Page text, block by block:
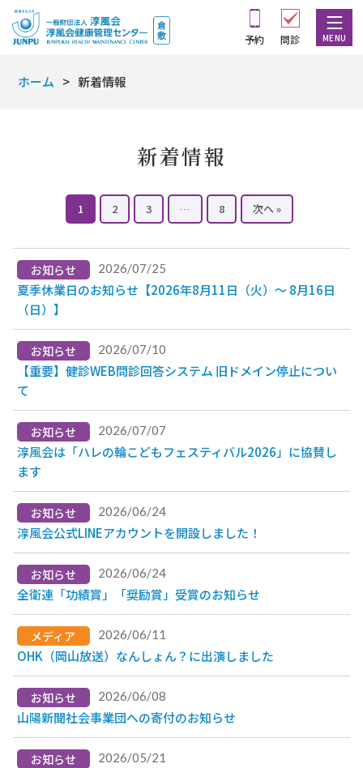
予約 問診 MENU
ホーム 新着情報
新着情報
1 2 3 … 8 次へ »
お知らせ 2026/07/25
夏季休業日のお知らせ【2026年8月11日（火）～ 8月16日
（日）】
お知らせ 2026/07/10
【重要】健診WEB問診回答システム 旧ドメイン停止につい
て
お知らせ 2026/07/07
淳風会は「ハレの輪こどもフェスティバル2026」に協賛し
ます
お知らせ 2026/06/24
淳風会公式LINEアカウントを開設しました！
お知らせ 2026/06/24
全衛連「功績賞」「奨励賞」受賞のお知らせ
メディア 2026/06/11
OHK（岡山放送）なんしょん？に出演しました
お知らせ 2026/06/08
山陽新聞社会事業団への寄付のお知らせ
お知らせ 2026/05/21